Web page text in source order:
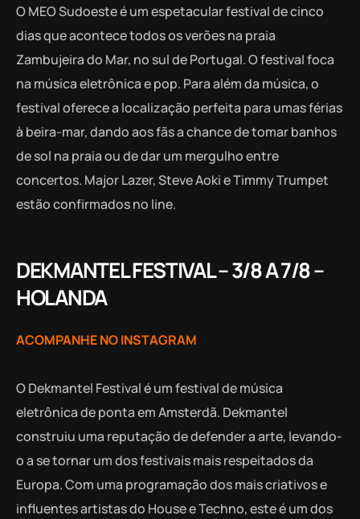
O MEO Sudoeste é um espetacular festival de cinco
dias que acontece todos os verões na praia
Zambujeira do Mar, no sul de Portugal. O festival foca
na música eletrônica e pop. Para além da música, o
festival oferece a localização perfeita para umas férias
à beira-mar, dando aos fãs a chance de tomar banhos
de sol na praia ou de dar um mergulho entre
concertos. Major Lazer, Steve Aoki e Timmy Trumpet
estão confirmados no line.
DEKMANTEL FESTIVAL – 3/8 A 7/8 –
HOLANDA
ACOMPANHE NO INSTAGRAM
O Dekmantel Festival é um festival de música
eletrônica de ponta em Amsterdã. Dekmantel
construiu uma reputação de defender a arte, levando-
o a se tornar um dos festivais mais respeitados da
Europa. Com uma programação dos mais criativos e
influentes artistas do House e Techno, este é um dos